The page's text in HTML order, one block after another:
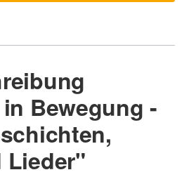
Bewegung -
Lieder"